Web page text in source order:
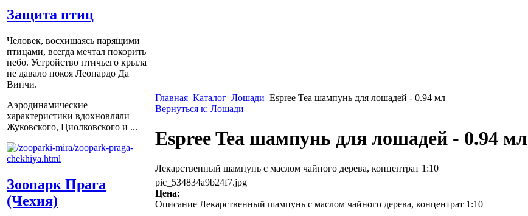
Защита птиц
Человек, восхищаясь парящими
птицами, всегда мечтал покорить
небо. Устройство птичьего крыла
не давало покоя Леонардо Да
Винчи.
Аэродинамические
характеристики вдохновляли
Жуковского, Циолковского и ...
Зоопарк Прага
(Чехия)
Главная Каталог Лошади Espree Tea шампунь для лошадей - 0.94 мл
Вернуться к: Лошади
Espree Tea шампунь для лошадей - 0.94 мл
Лекарственный шампунь с маслом чайного дерева, концентрат 1:10
pic_534834a9b24f7.jpg
Цена:
Описание Лекарственный шампунь с маслом чайного дерева, концентрат 1:10